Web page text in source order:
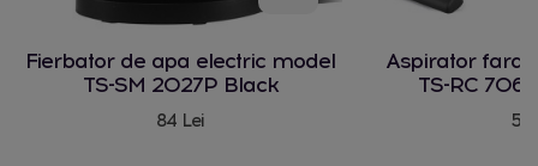
Fierbator de apa electric model
TS-SM 2027P Black
84 Lei
Aspirator fara
TS-RC 706